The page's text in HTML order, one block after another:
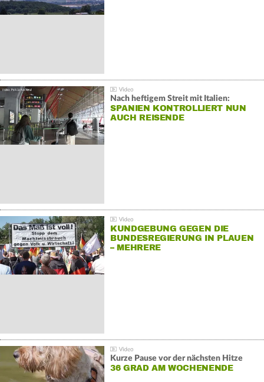
Nach heftigem Streit mit Italien:
SPANIEN KONTROLLIERT NUN
AUCH REISENDE
KUNDGEBUNG GEGEN DIE
BUNDESREGIERUNG IN PLAUEN
– MEHRERE
Kurze Pause vor der nächsten Hitze
36 GRAD AM WOCHENENDE